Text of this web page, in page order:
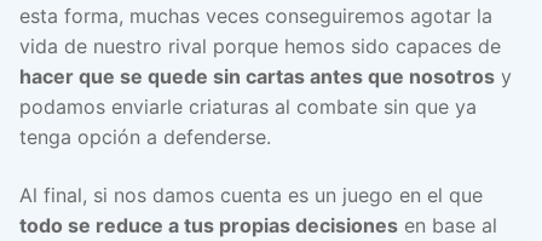
esta forma, muchas veces conseguiremos agotar la
vida de nuestro rival porque hemos sido capaces de
hacer que se quede sin cartas antes que nosotros y
podamos enviarle criaturas al combate sin que ya
tenga opción a defenderse.
Al final, si nos damos cuenta es un juego en el que
todo se reduce a tus propias decisiones en base al